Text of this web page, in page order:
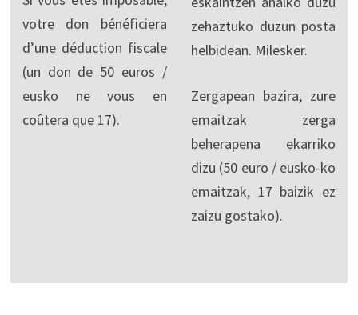
votre don bénéficiera
d’une déduction fiscale
(un don de 50 euros /
eusko ne vous en
coûtera que 17).
zehaztuko duzun posta
helbidean. Milesker.
Zergapean bazira, zure
emaitzak zerga
beherapena ekarriko
dizu (50 euro / eusko-ko
emaitzak, 17 baizik ez
zaizu gostako).